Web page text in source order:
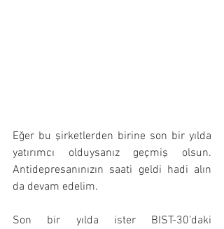
Eğer bu şirketlerden birine son bir yılda
yatırımcı olduysanız geçmiş olsun.
Antidepresanınızın saati geldi hadi alın
da devam edelim.
Son bir yılda ister BIST-30’daki